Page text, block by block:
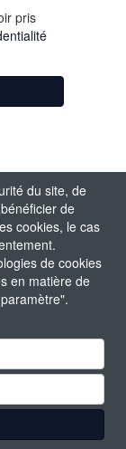
du site, de
de
cookies, le cas
de cookies
en matière de
pris